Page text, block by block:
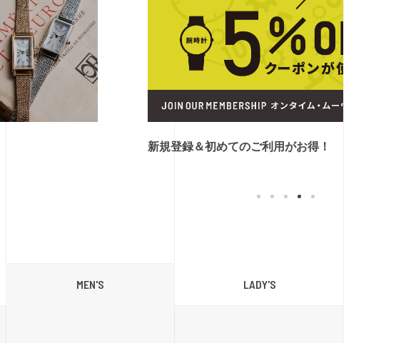
新規登録＆初めてのご利用がお得！
MEN'S LADY'S